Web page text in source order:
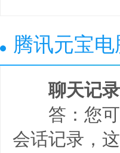
腾讯元宝
聊天记
答：您可
会话记录，